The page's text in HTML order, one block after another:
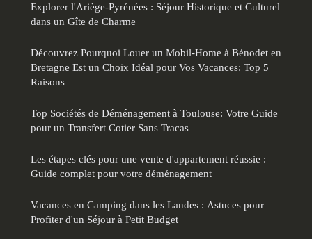
Explorer l'Ariège-Pyrénées : Séjour Historique et Culturel
dans un Gîte de Charme
Découvrez Pourquoi Louer un Mobil-Home à Bénodet en
Bretagne Est un Choix Idéal pour Vos Vacances: Top 5
Raisons
Top Sociétés de Déménagement à Toulouse: Votre Guide
pour un Transfert Cotier Sans Tracas
Les étapes clés pour une vente d'appartement réussie :
Guide complet pour votre déménagement
Vacances en Camping dans les Landes : Astuces pour
Profiter d'un Séjour à Petit Budget